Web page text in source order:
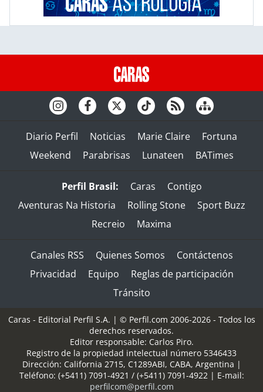
Diario Perfil Noticias Marie Claire
Fortuna
Weekend
Parabrisas Lunateen BATimes
Perfil Brasil: Caras
Contigo
Aventuras Na Historia
Rolling Stone
Sport Buzz
Recreio
Maxima
Canales RSS Quienes Somos
Contáctenos
Privacidad
Equipo
Reglas de participación
Tránsito
Caras - Editorial Perfil S.A. | © Perfil.com 2006-2026 - Todos los
derechos reservados.
Editor responsable: Carlos Piro.
Registro de la propiedad intelectual número 5346433
Dirección: California 2715, C1289ABI, CABA, Argentina |
Teléfono: (+5411) 7091-4921 / (+5411) 7091-4922 | E-mail:
perfilcom@perfil.com